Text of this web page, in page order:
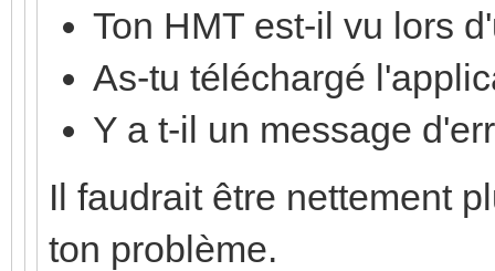
Ton HMT est-il vu lors
As-tu téléchargé
Y a t-il un message
Il faudrait être nettement
ton problème.